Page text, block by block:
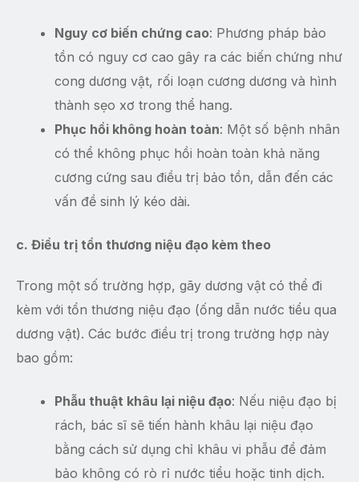
Nguy cơ biến chứng cao: Phương pháp bảo
tồn có nguy cơ cao gây ra các biến chứng như
cong dương vật, rối loạn cương dương và hình
thành sẹo xơ trong thể hang.
Phục hồi không hoàn toàn: Một số bệnh nhân
có thể không phục hồi hoàn toàn khả năng
cương cứng sau điều trị bảo tồn, dẫn đến các
vấn đề sinh lý kéo dài.
c. Điều trị tổn thương niệu đạo kèm theo
Trong một số trường hợp, gãy dương vật có thể đi
kèm với tổn thương niệu đạo (ống dẫn nước tiểu qua
dương vật). Các bước điều trị trong trường hợp này
bao gồm:
Phẫu thuật khâu lại niệu đạo: Nếu niệu đạo bị
rách, bác sĩ sẽ tiến hành khâu lại niệu đạo
bằng cách sử dụng chỉ khâu vi phẫu để đảm
bảo không có rò rỉ nước tiểu hoặc tinh dịch.